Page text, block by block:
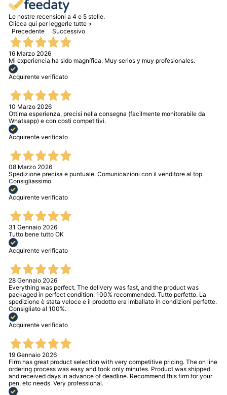
Le nostre recensioni a 4 e 5 stelle.
Clicca qui per leggerle tutte >
Precedente
Successivo
16 Marzo 2026
Mi experiencia ha sido magnífica. Muy serios y muy profesionales.
Acquirente verificato
10 Marzo 2026
Ottima esperienza, precisi nella consegna (facilmente monitorabile da
Whatsapp) e con costi competitivi.
Acquirente verificato
08 Marzo 2026
Spedizione precisa e puntuale. Comunicazioni con il venditore al top.
Consigliassimo
Acquirente verificato
31 Gennaio 2026
Tutto bene tutto OK
Acquirente verificato
28 Gennaio 2026
Everything was perfect. The delivery was fast, and the product was
packaged in perfect condition. 100% recommended. Tutto perfetto. La
spedizione è stata veloce e il prodotto era imballato in condizioni perfette.
Consigliato al 100%.
Acquirente verificato
19 Gennaio 2026
Firm has great product selection with very competitive pricing. The on line
ordering process was easy and took only minutes. Product was shipped
and received days in advance of deadline. Recommend this firm for your
pen, etc needs. Very professional.